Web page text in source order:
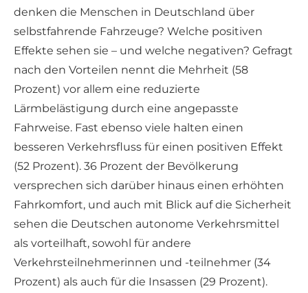
denken die Menschen in Deutschland über
selbstfahrende Fahrzeuge? Welche positiven
Effekte sehen sie – und welche negativen? Gefragt
nach den Vorteilen nennt die Mehrheit (58
Prozent) vor allem eine reduzierte
Lärmbelästigung durch eine angepasste
Fahrweise. Fast ebenso viele halten einen
besseren Verkehrsfluss für einen positiven Effekt
(52 Prozent). 36 Prozent der Bevölkerung
versprechen sich darüber hinaus einen erhöhten
Fahrkomfort, und auch mit Blick auf die Sicherheit
sehen die Deutschen autonome Verkehrsmittel
als vorteilhaft, sowohl für andere
Verkehrsteilnehmerinnen und -teilnehmer (34
Prozent) als auch für die Insassen (29 Prozent).